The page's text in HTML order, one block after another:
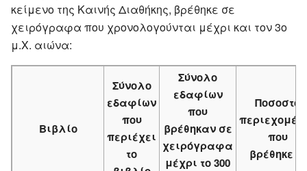
κείμενο της Καινής Διαθήκης, βρέθηκε σε
χειρόγραφα που χρονολογούνται μέχρι και τον 3ο
μ.Χ. αιώνα:
Βιβλίο
Σύνολο
εδαφίων
που
περιέχει
το
Σύνολο
εδαφίων
που
βρέθηκαν σε
χειρόγραφα
μέχρι το 300
Ποσοστό
που
βρέθηκε %